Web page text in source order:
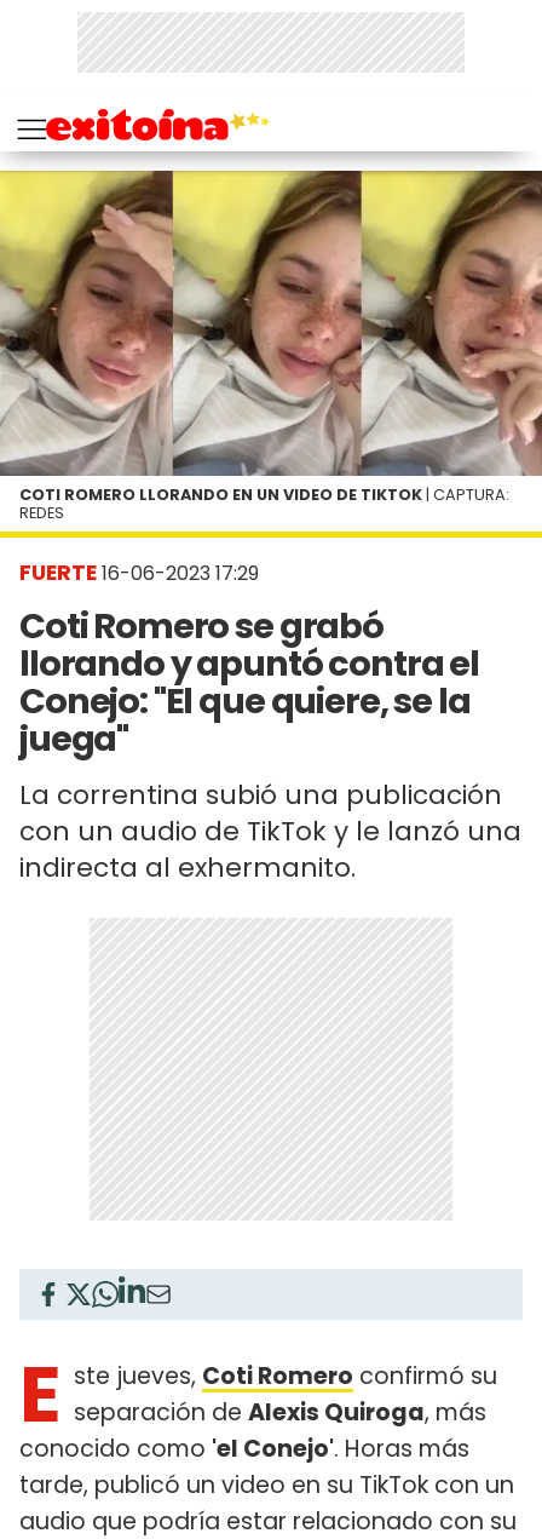
FUERTE16-06-2023 17:29
Coti Romero se grabó
llorando y apuntó contra el
Conejo: "El que quiere, se la
juega"
La correntina subió una publicación
con un audio de TikTok y le lanzó una
indirecta al exhermanito.
COTI ROMERO LLORANDO EN UN VIDEO DE TIKTOK | CAPTURA:
REDES
E ste jueves, Coti Romero confirmó su
separación de Alexis Quiroga, más
conocido como 'el Conejo'. Horas más
tarde, publicó un video en su TikTok con un
audio que podría estar relacionado con su